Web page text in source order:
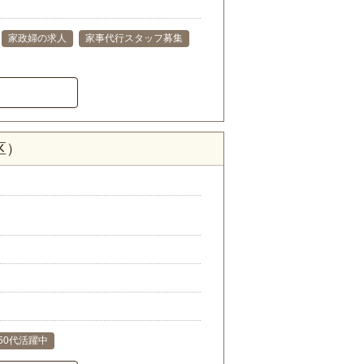
家政婦の求人 家事代行スタッフ募集
代活躍中